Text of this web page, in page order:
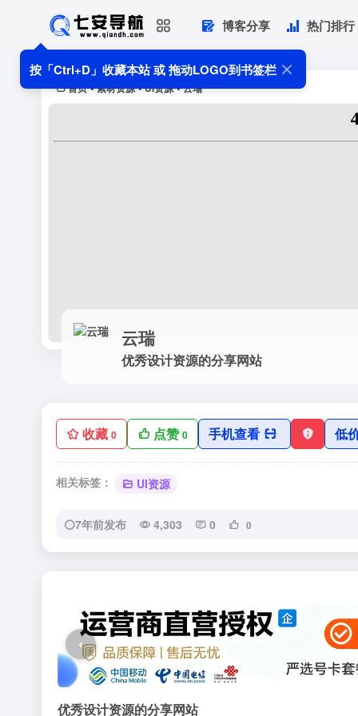
按「Ctrl+D」收藏本站 或 拖动LOGO到书签栏
博客分享 热门排行
首页 • 素材资源 • UI资源 • 云瑞
云瑞
优秀设计资源的分享网站
收藏 0 点赞0 手机查看 低
相关标签： UI资源
7年前发布 4,303 0 0
云瑞
优秀设计资源的分享网站
‹
优秀设计资源的分享网站